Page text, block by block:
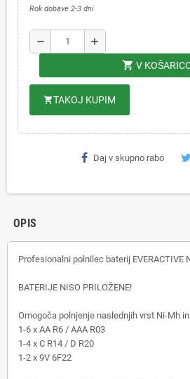
Rok dobave 2-3 dni
remove add
shopping_cart V
shopping_cartTAKOJ KUPIM
Daj v skupno rabo
OPIS
Profesionalni polnilec baterij EVERACTIVE
BATERIJE NISO PRILOŽENE!
Omogoča polnjenje naslednjih vrst Ni-Mh
1-6 x AA R6 / AAA R03
1-4 x C R14 / D R20
1-2 x 9V 6F22